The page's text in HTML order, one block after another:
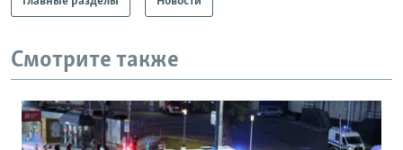
Смотрите также